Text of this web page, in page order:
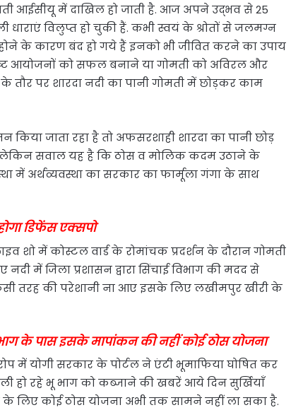
आईसीयू में दाखिल हो जाती है. आज अपने उद्भव से 25
धाराएं विलुप्त हो चुकी हैं. कभी स्वयं के श्रोतों से जलमग्न
के कारण बंद हो गये हैं इनको भी जीवित करने का उपाय
आयोजनों को सफल बनाने या गोमती को अविरल और
पर शारदा नदी का पानी गोमती में छोड़कर काम
किया जाता रहा है तो अफसरशाही शारदा का पानी छोड़
लेकिन सवाल यह है कि ठोस व मोलिक कदम उठाने के
अर्थव्यवस्था का सरकार का फार्मूला गंगा के साथ
डिफेंस एक्सपो
शो में कोस्टल वार्ड के रोमांचक प्रदर्शन के दौरान गोमती
में जिला प्रशासन द्वारा सिंचाई विभाग की मदद से
तरह की परेशानी ना आए इसके लिए लखीमपुर खीरी के
के पास इसके मापांकन की नहीं कोई ठोस योजना
योगी सरकार के पोर्टल ने एंटी भूमाफिया घोषित कर
हो रहे भू भाग को कब्जाने की खबरें आये दिन सुर्खियाँ
लिए कोई ठोस योजना अभी तक सामने नहीं ला सका है.